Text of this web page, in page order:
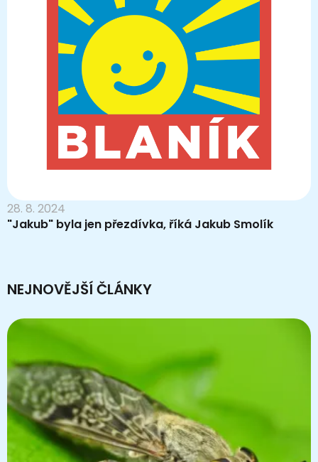
28. 8. 2024
"Jakub" byla jen přezdívka, říká Jakub Smolík
NEJNOVĚJŠÍ ČLÁNKY